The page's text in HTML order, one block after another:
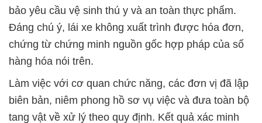
bảo yêu cầu vệ sinh thú y và an toàn thực phẩm.
Đáng chú ý, lái xe không xuất trình được hóa đơn,
chứng từ chứng minh nguồn gốc hợp pháp của số
hàng hóa nói trên.
Làm việc với cơ quan chức năng, các đơn vị đã lập
biên bản, niêm phong hồ sơ vụ việc và đưa toàn bộ
tang vật về xử lý theo quy định. Kết quả xác minh